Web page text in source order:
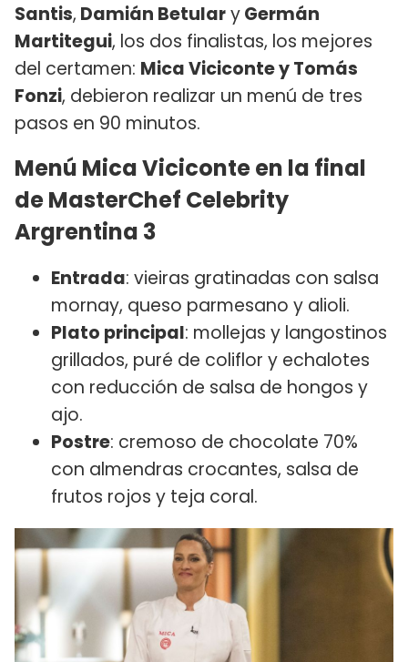
Santis, Damián BetularyGermán
Martitegui, los dos finalistas, los mejores
del certamen: Mica Viciconte y Tomás
Fonzi, debieron realizar un menú de tres
pasos en 90 minutos.
Menú Mica Viciconte en la final
de MasterChef Celebrity
Argrentina 3
Entrada: vieiras gratinadas con salsa
mornay, queso parmesano y alioli.
Plato principal: mollejas y langostinos
grillados, puré de coliflor y echalotes
con reducción de salsa de hongos y
ajo.
Postre: cremoso de chocolate 70%
con almendras crocantes, salsa de
frutos rojos y teja coral.